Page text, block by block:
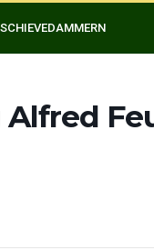
Alfred